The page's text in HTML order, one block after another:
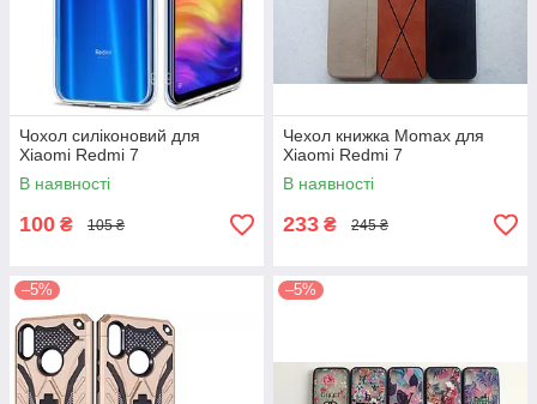
Чохол силіконовий для
Xiaomi Redmi 7
В наявності
100 ₴ 105 ₴
Чехол книжка Momax для
Xiaomi Redmi 7
В наявності
233 ₴ 245 ₴
–5% –5%